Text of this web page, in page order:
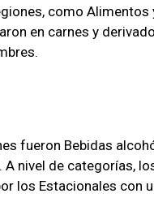
como Alimentos
en carnes y
fueron Bebidas
nivel de categorías,
los Estacionales con